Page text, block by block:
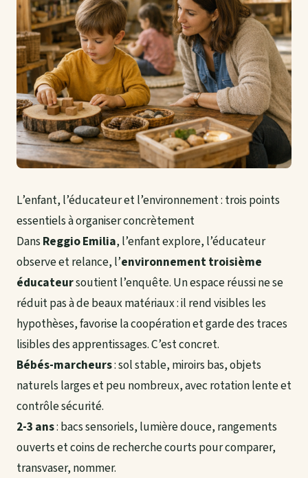
L’enfant, l’éducateur et l’environnement : trois points
essentiels à organiser concrètement
DansReggio Emilia, l’enfant explore, l’éducateur
observe et relance, l’environnement troisième
éducateursoutient l’enquête. Un espace réussi ne se
réduit pas à de beaux matériaux : il rend visibles les
hypothèses, favorise la coopération et garde des traces
lisibles des apprentissages. C’est concret.
Bébés-marcheurs: sol stable, miroirs bas, objets
naturels larges et peu nombreux, avec rotation lente et
contrôle sécurité.
2-3 ans: bacs sensoriels, lumière douce, rangements
ouverts et coins de recherche courts pour comparer,
transvaser, nommer.